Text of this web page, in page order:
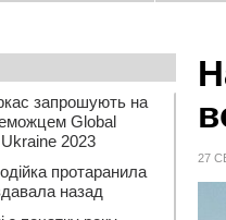
27
запрошують на
Global
2023
протаранила
назад